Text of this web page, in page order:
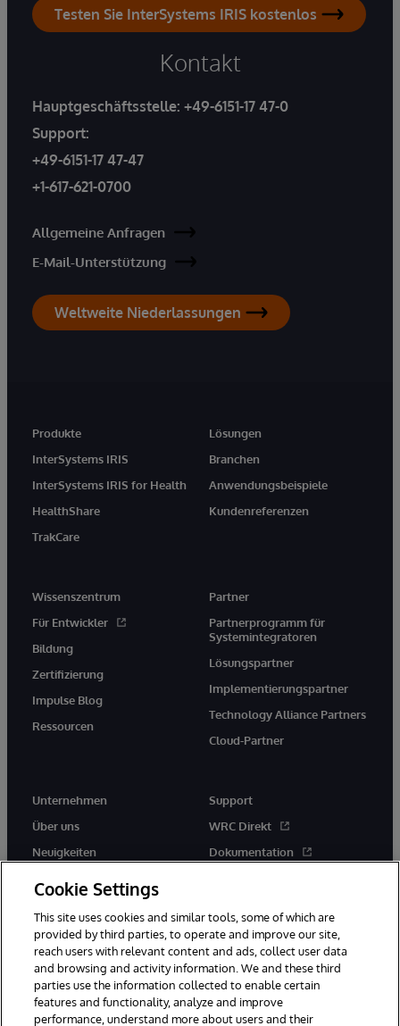
Testen Sie InterSystems IRIS kostenlos
Kontakt
Hauptgeschäftsstelle: +49-6151-17 47-0
Support:
+49-6151-17 47-47
+1-617-621-0700
Allgemeine Anfragen
E-Mail-Unterstützung
Weltweite Niederlassungen
Produkte
InterSystems IRIS
InterSystems IRIS for Health
HealthShare
TrakCare
Lösungen
Branchen
Anwendungsbeispiele
Kundenreferenzen
Wissenszentrum
Für Entwickler
Bildung
Zertifizierung
Impulse Blog
Ressourcen
Partner
Partnerprogramm für
Systemintegratoren
Lösungspartner
Implementierungspartner
Technology Alliance Partners
Cloud-Partner
Unternehmen
Über uns
Neuigkeiten
Support
WRC Direkt
Dokumentation
© 1996-2026 InterSystems Corporation, Boston, MA. Alle Rechte
Cookie Settings
This site uses cookies and similar tools, some of which are
provided by third parties, to operate and improve our site,
reach users with relevant content and ads, collect user data
and browsing and activity information. We and these third
parties use the information collected to enable certain
features and functionality, analyze and improve
performance, understand more about users and their